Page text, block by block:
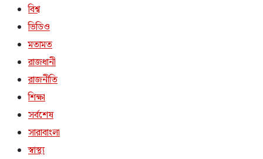
বিশ্ব
ভিডিও
মতামত
রাজধানী
রাজনীতি
শিক্ষা
সর্বশেষ
সারাবাংলা
স্বাস্থ্য